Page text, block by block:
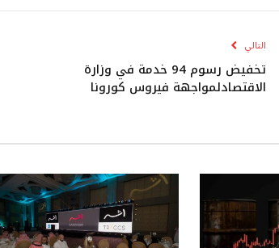
التالي
تخفيض رسوم 94 خدمة في وزارة
الاقتصادلمواجهة فيروس كورونا